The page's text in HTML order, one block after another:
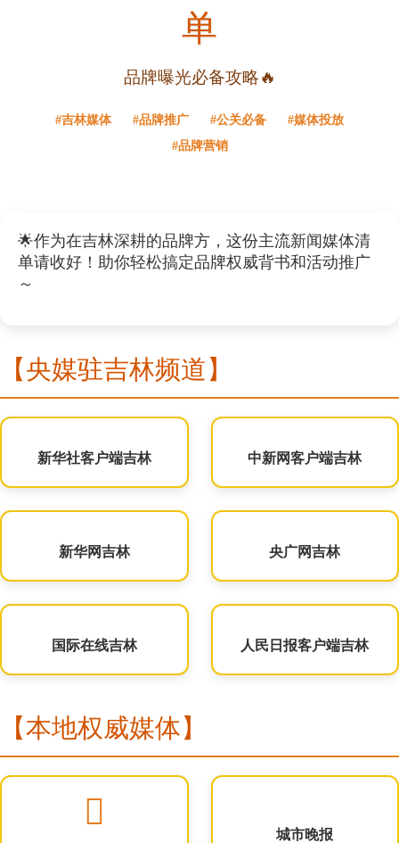
单
品牌曝光必备攻略🔥
#吉林媒体 #品牌推广 #公关必备
#媒体投放
#品牌营销
🌟作为在吉林深耕的品牌方，这份主流新闻媒体清
单请收好！助你轻松搞定品牌权威背书和活动推广
～
【央媒驻吉林频道】
新华社客户端吉林 中新网客户端吉林
新华网吉林 央广网吉林
国际在线吉林 人民日报客户端吉林
【本地权威媒体】
城市晚报